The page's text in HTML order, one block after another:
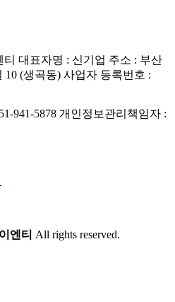
대표자명 : 신기업 주소 : 부산
10 (생곡동) 사업자 등록번호 :
941-5878 개인정보관리책임자 :
엔티 All rights reserved.